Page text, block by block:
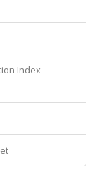
Index